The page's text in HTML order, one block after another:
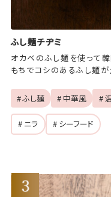
ふし麺チヂミ
オカベのふし麺を使って
もちでコシのあるふし麺
# ふし麺 # 中華風 #
# ニラ
# シーフード